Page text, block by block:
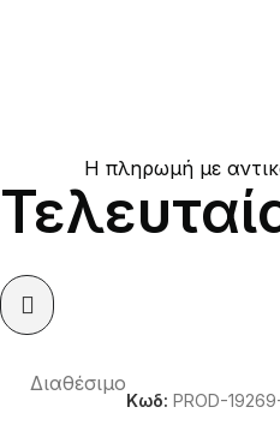
Η πληρωμή με
Διαθέσιμο
Κωδ: PROD-